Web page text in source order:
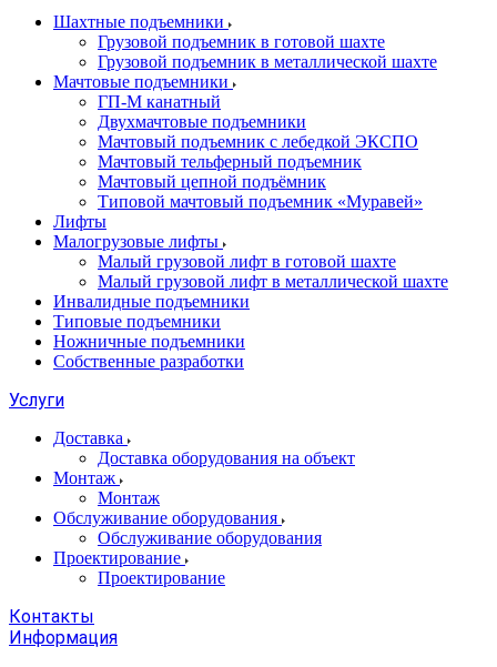
Шахтные подъемники
Грузовой подъемник в готовой шахте
Грузовой подъемник в металлической шахте
Мачтовые подъемники
ГП-М канатный
Двухмачтовые подъемники
Мачтовый подъемник с лебедкой ЭКСПО
Мачтовый тельферный подъемник
Мачтовый цепной подъёмник
Типовой мачтовый подъемник «Муравей»
Лифты
Малогрузовые лифты
Малый грузовой лифт в готовой шахте
Малый грузовой лифт в металлической шахте
Инвалидные подъемники
Типовые подъемники
Ножничные подъемники
Собственные разработки
Услуги
Доставка
Доставка оборудования на объект
Монтаж
Монтаж
Обслуживание оборудования
Обслуживание оборудования
Проектирование
Проектирование
Контакты
Информация